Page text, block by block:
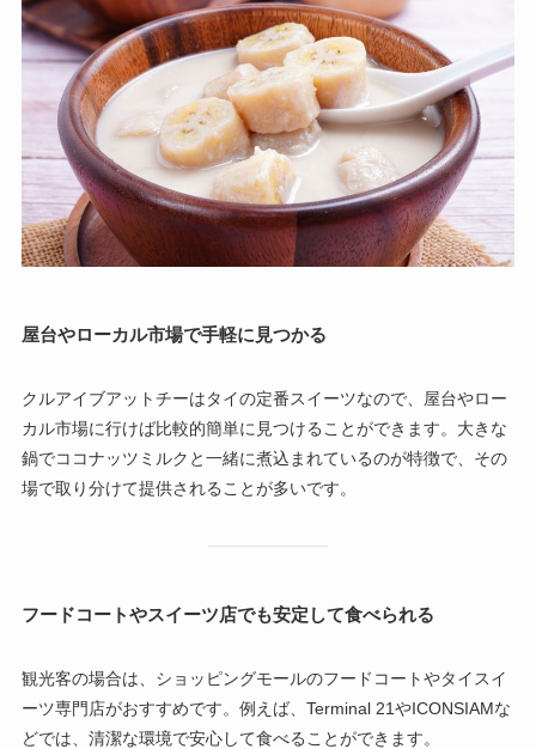
屋台やローカル市場で手軽に見つかる
クルアイブアットチーはタイの定番スイーツなので、屋台やロー
カル市場に行けば比較的簡単に見つけることができます。大きな
鍋でココナッツミルクと一緒に煮込まれているのが特徴で、その
場で取り分けて提供されることが多いです。
フードコートやスイーツ店でも安定して食べられる
観光客の場合は、ショッピングモールのフードコートやタイスイ
ーツ専門店がおすすめです。例えば、Terminal 21やICONSIAMな
どでは、清潔な環境で安心して食べることができます。